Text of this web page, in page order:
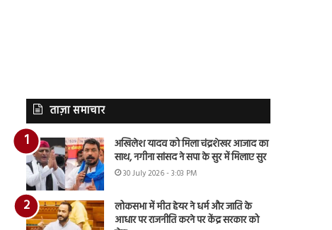
ताज़ा समाचार
अखिलेश यादव को मिला चंद्रशेखर आजाद का
साथ, नगीना सांसद ने सपा के सुर में मिलाए सुर
30 July 2026 - 3:03 PM
लोकसभा में मीत हेयर ने धर्म और जाति के
आधार पर राजनीति करने पर केंद्र सरकार को